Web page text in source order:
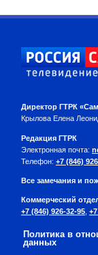
Директор ГТРК
Крылова Елена
Редакция ГТРК
Электронная почта:
Телефон: +7 (846)
Все замечания и
Коммерческий
+7 (846) 926-32-95
Политика в
данных